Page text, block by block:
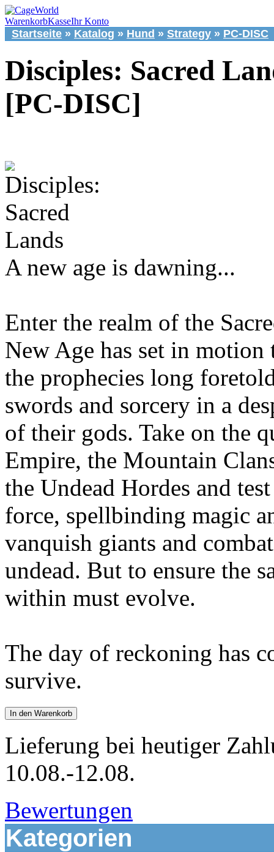
WarenkorbKasseIhr Konto
Startseite » Katalog » Hund » Strategy » PC-DISC
Disciples: Sacred
[PC-DISC]
A new age is dawning...
Enter the realm of the
New Age has set in
the prophecies long
swords and sorcery in a
of their gods. Take on the
Empire, the Mountain
the Undead Hordes and
force, spellbinding magic
vanquish giants and
undead. But to ensure the
within must evolve.
The day of reckoning has
survive.
In den Warenkorb
Lieferung bei heutiger
10.08.-12.08.
Bewertungen
Kategorien